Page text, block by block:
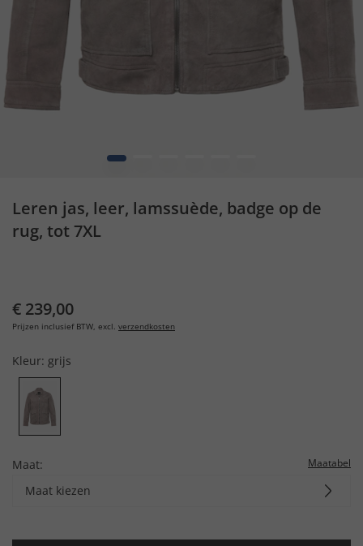
1
Leren jas, leer, lamssuède, badge op de
rug, tot 7XL
€ 239,00
Prijzen inclusief BTW, excl. verzendkosten
Kleur: grijs
Maat: Maatabel
Maat kiezen